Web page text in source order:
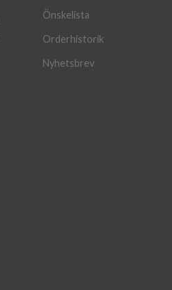
Önskelista
Orderhistorik
Nyhetsbrev